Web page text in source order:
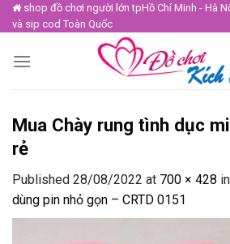
Skip
to
shop đồ chơi người lớn tpHồ Chí Minh - Hà
và sip cod Toàn Quốc
Mua Chày rung tình dục
rẻ
Published 28/08/2022 at 700 × 428 in
dùng pin nhỏ gọn – CRTD 0151